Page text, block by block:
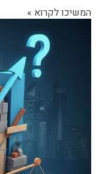
המשיכו לקרוא »